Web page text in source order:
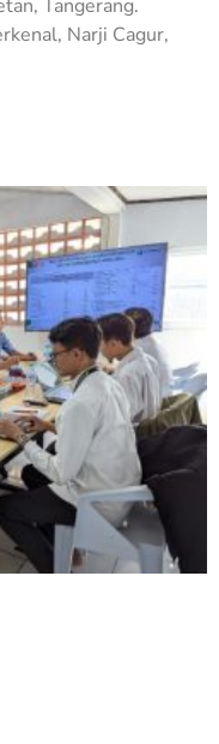
Tangerang.
Narji Cagur,